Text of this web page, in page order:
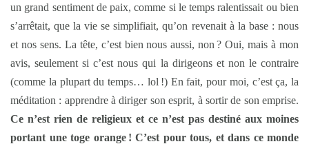
un grand sentiment de paix, comme si le temps ralentissait ou bien
s’arrêtait, que la vie se simplifiait, qu’on revenait à la base : nous
et nos sens. La tête, c’est bien nous aussi, non ? Oui, mais à mon
avis, seulement si c’est nous qui la dirigeons et non le contraire
(comme la plupart du temps… lol !) En fait, pour moi, c’est ça, la
méditation : apprendre à diriger son esprit, à sortir de son emprise.
Ce n’est rien de religieux et ce n’est pas destiné aux moines
portant une toge orange ! C’est pour tous, et dans ce monde